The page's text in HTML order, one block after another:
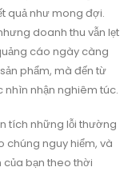
quả như mong đợi.
doanh thu vẫn lẹt
cáo ngày càng
phẩm, mà đến từ
nhận nghiêm túc.
tích những lỗi thường
chúng nguy hiểm, và
của bạn theo thời